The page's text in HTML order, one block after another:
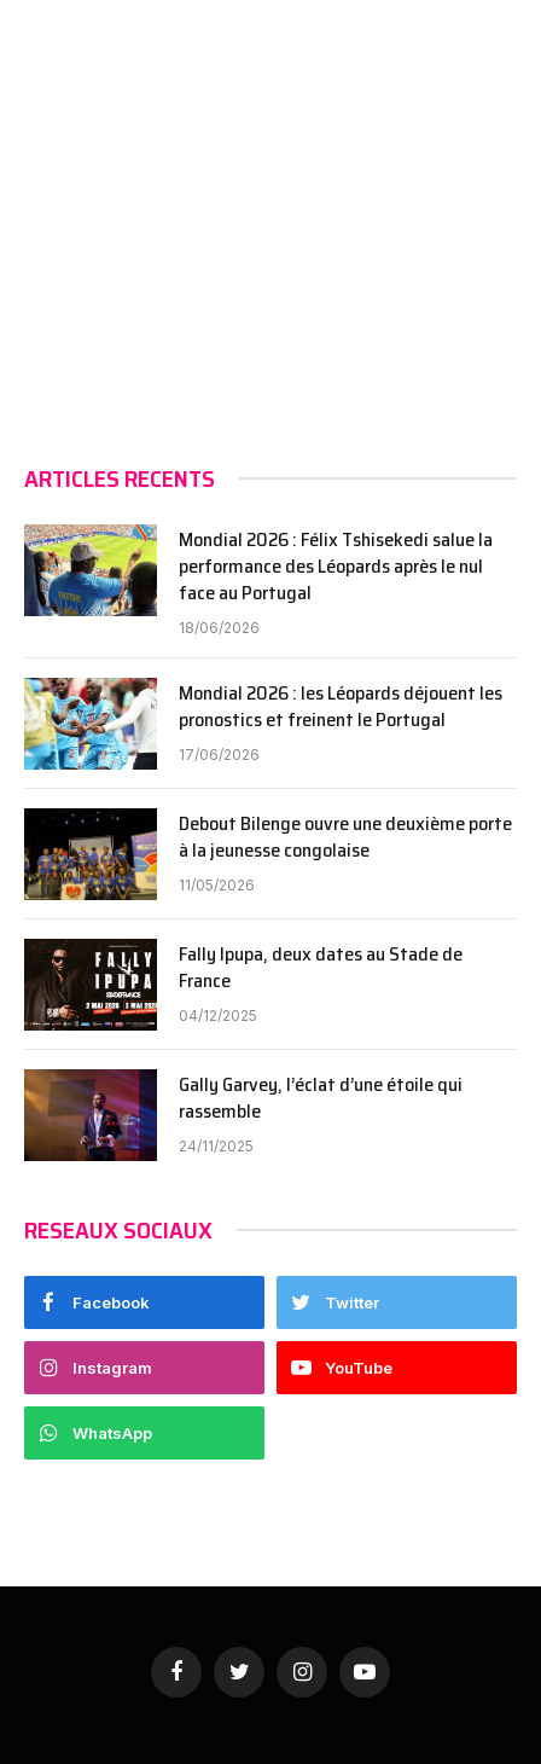
ARTICLES RECENTS
Mondial 2026 : Félix Tshisekedi salue la
performance des Léopards après le nul
face au Portugal
18/06/2026
Mondial 2026 : les Léopards déjouent les
pronostics et freinent le Portugal
17/06/2026
Debout Bilenge ouvre une deuxième porte
à la jeunesse congolaise
11/05/2026
Fally Ipupa, deux dates au Stade de
France
04/12/2025
Gally Garvey, l’éclat d’une étoile qui
rassemble
24/11/2025
RESEAUX SOCIAUX
Facebook Twitter
Instagram YouTube
WhatsApp
FacebookTwitter InstagramYouTube